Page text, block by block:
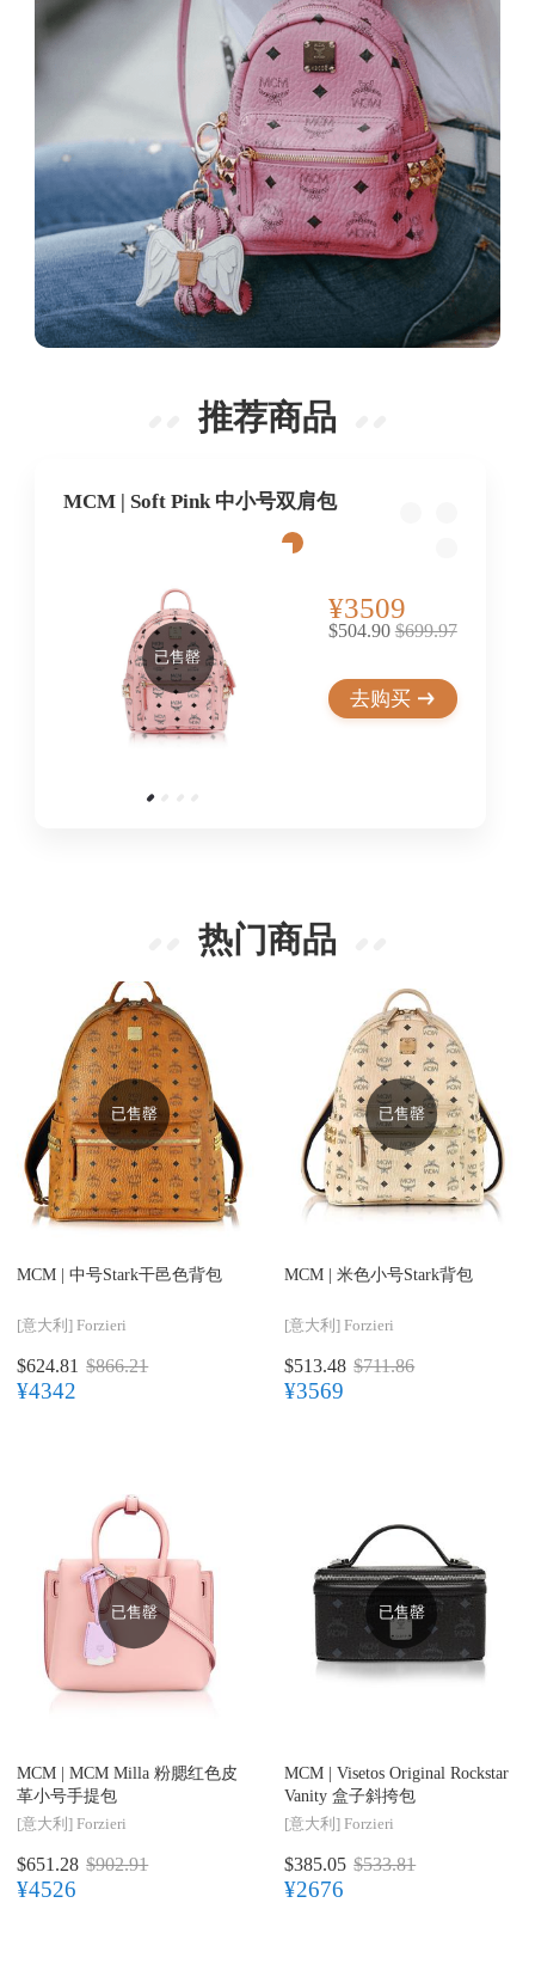
推荐商品
MCM | Soft Pink 中小号双肩包
已售罄
¥3509
$504.90 $699.97
去购买
热门商品
已售罄
MCM | 中号Stark干邑色背包
[意大利] Forzieri
$624.81 $866.21
¥4342
已售罄
MCM | 米色小号Stark背包
[意大利] Forzieri
$513.48 $711.86
¥3569
已售罄
MCM | MCM Milla 粉腮红色皮
革小号手提包
[意大利] Forzieri
$651.28 $902.91
¥4526
已售罄
MCM | Visetos Original Rockstar
Vanity 盒子斜挎包
[意大利] Forzieri
$385.05 $533.81
¥2676